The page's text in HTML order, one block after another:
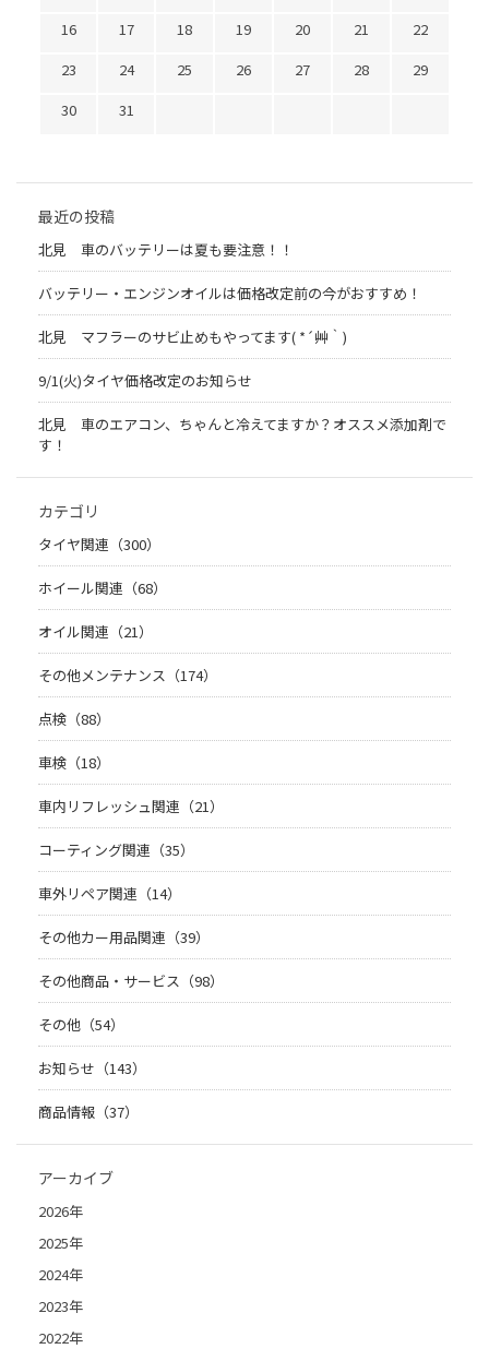
16
17 18 19 20 21
22
23
24 25 26 27 28
29
30
31
最近の投稿
北見 車のバッテリーは夏も要注意！！
バッテリー・エンジンオイルは価格改定前の今がおすすめ！
北見 マフラーのサビ止めもやってます( *´艸｀)
9/1(火)タイヤ価格改定のお知らせ
北見 車のエアコン、ちゃんと冷えてますか？オススメ添加剤で
す！
カテゴリ
タイヤ関連（300）
ホイール関連（68）
オイル関連（21）
その他メンテナンス（174）
点検（88）
車検（18）
車内リフレッシュ関連（21）
コーティング関連（35）
車外リペア関連（14）
その他カー用品関連（39）
その他商品・サービス（98）
その他（54）
お知らせ（143）
商品情報（37）
アーカイブ
2026年
2025年
2024年
2023年
2022年